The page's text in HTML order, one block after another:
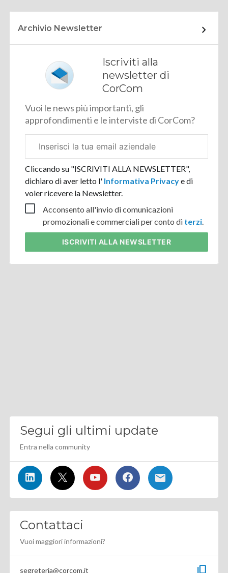
Archivio Newsletter
Iscriviti alla
newsletter di
CorCom
Vuoi le news più importanti, gli
approfondimenti e le interviste di CorCom?
aziendale
Cliccando su "ISCRIVITI ALLA NEWSLETTER",
dichiaro di aver letto l' Informativa Privacye di
voler ricevere la Newsletter.
Acconsento all'invio di comunicazioni
promozionali e commerciali per conto di terzi
ISCRIVITI ALLA NEWSLETTER
Segui gli ultimi update
Entra nella community
Contattaci
Vuoi maggiori informazioni?
segreteria@corcom.it